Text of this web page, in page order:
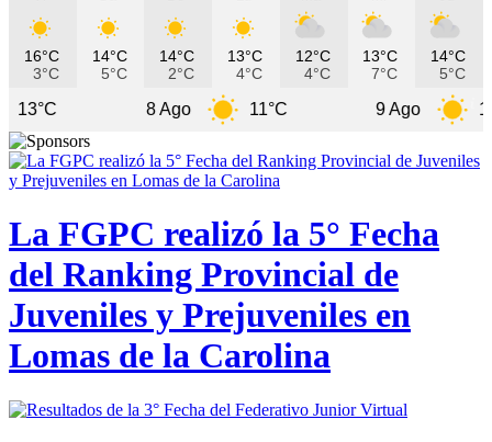
16°C
3°C
14°C
5°C
14°C
2°C
13°C
4°C
12°C
4°C
13°C
7°C
14°C
5°C
11°C 10°C
La FGPC realizó la 5° Fecha
del Ranking Provincial de
Juveniles y Prejuveniles en
Lomas de la Carolina